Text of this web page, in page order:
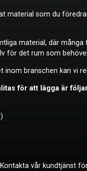
material som du
material, där
för det rum som
inom branschen kan vi
för att lägga är
vår kundtjänst